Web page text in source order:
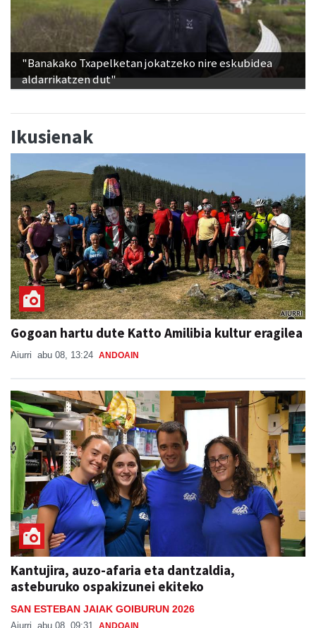
"Banakako Txapelketan jokatzeko nire eskubidea
aldarrikatzen dut"
Ikusienak
Gogoan hartu dute Katto Amilibia kultur eragilea
Aiurri abu 08, 13:24 ANDOAIN
Kantujira, auzo-afaria eta dantzaldia,
asteburuko ospakizunei ekiteko
SAN ESTEBAN JAIAK GOIBURUN 2026
Aiurri abu 08, 09:31